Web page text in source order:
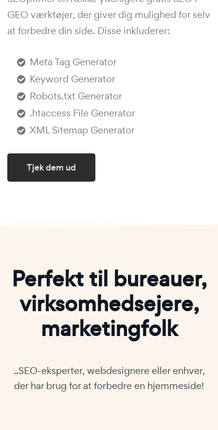
GEO værktøjer, der giver dig mulighed for selv
at forbedre din side. Disse inkluderer:
Meta Tag Generator
Keyword Generator
Robots.txt Generator
.htaccess File Generator
XML Sitemap Generator
Tjek dem ud
Perfekt til bureauer,
virksomhedsejere,
marketingfolk
..SEO-eksperter, webdesignere eller enhver,
der har brug for at forbedre en hjemmeside!